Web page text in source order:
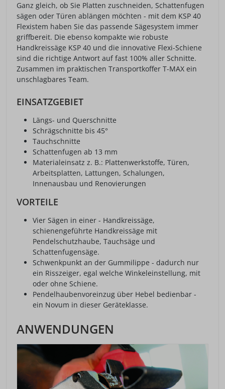
Ganz gleich, ob Sie Platten zuschneiden, Schattenfugen
sägen oder Türen ablängen möchten - mit dem KSP 40
Flexistem haben Sie das passende Sägesystem immer
griffbereit. Die ebenso kompakte wie robuste
Handkreissäge KSP 40 und die innovative Flexi-Schiene
sind die richtige Antwort auf fast 100% aller Schnitte.
Zusammen im praktischen Transportkoffer T-MAX ein
unschlagbares Team.
EINSATZGEBIET
Längs- und Querschnitte
Schrägschnitte bis 45°
Tauchschnitte
Schattenfugen ab 13 mm
Materialeinsatz z. B.: Plattenwerkstoffe, Türen,
Arbeitsplatten, Lattungen, Schalungen,
Innenausbau und Renovierungen
VORTEILE
Vier Sägen in einer - Handkreissäge,
schienengeführte Handkreissäge mit
Pendelschutzhaube, Tauchsäge und
Schattenfugensäge.
Schwenkpunkt an der Gummilippe - dadurch nur
ein Risszeiger, egal welche Winkeleinstellung, mit
oder ohne Schiene.
Pendelhaubenvoreinzug über Hebel bedienbar -
ein Novum in dieser Geräteklasse.
ANWENDUNGEN